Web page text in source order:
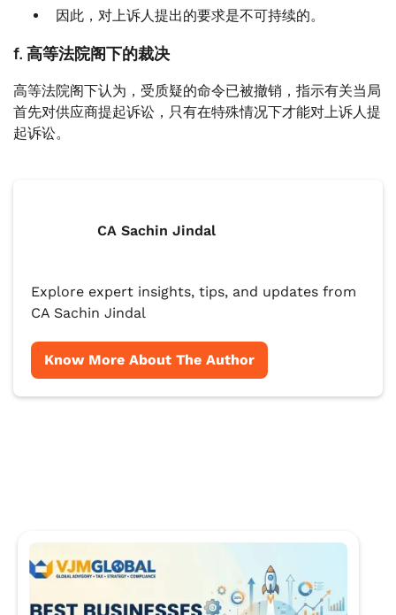
因此，对上诉人提出的要求是不可持续的。
f. 高等法院阁下的裁决
高等法院阁下认为，受质疑的命令已被撤销，指示有关当局
首先对供应商提起诉讼，只有在特殊情况下才能对上诉人提
起诉讼。
CA Sachin Jindal
Explore expert insights, tips, and updates from
CA Sachin Jindal
Know More About The Author